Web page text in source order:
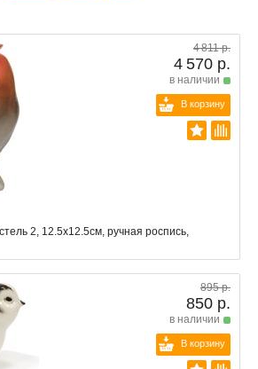
4 811 р.
4 570 р.
в наличии
В корзину
2, 12.5x12.5см, ручная роспись,
895 р.
850 р.
в наличии
В корзину